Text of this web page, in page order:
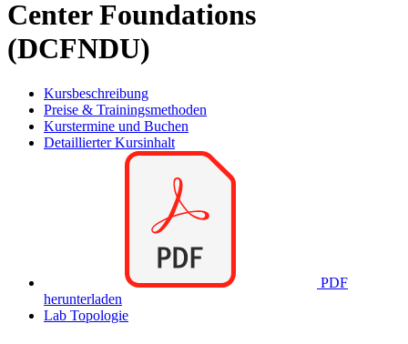
Center Foundations
(DCFNDU)
Kursbeschreibung
Preise & Trainingsmethoden
Kurstermine und Buchen
Detaillierter Kursinhalt
PDF
herunterladen
Lab Topologie